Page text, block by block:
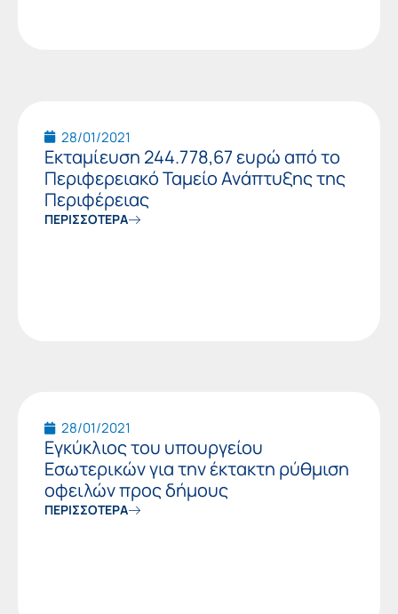
28/01/2021
Εκταμίευση 244.778,67 ευρώ από το
Περιφερειακό Ταμείο Ανάπτυξης της
Περιφέρειας
ΠΕΡΙΣΣΟΤΕΡΑ
28/01/2021
Εγκύκλιος του υπουργείου
Εσωτερικών για την έκτακτη ρύθμιση
οφειλών προς δήμους
ΠΕΡΙΣΣΟΤΕΡΑ